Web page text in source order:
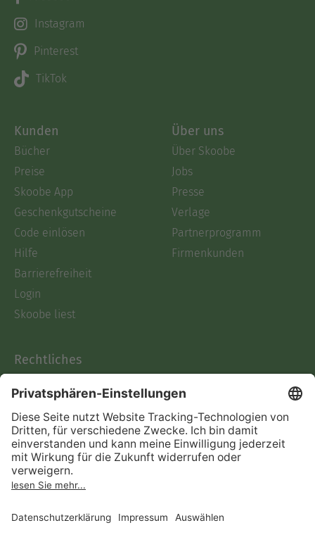
Instagram
Pinterest
TikTok
Kunden
Bücher
Preise
Skoobe App
Geschenkgutscheine
Code einlösen
Hilfe
Barrierefreiheit
Login
Skoobe liest
Über uns
Über Skoobe
Jobs
Presse
Verlage
Partnerprogramm
Firmenkunden
Rechtliches
AGB
Informationen nach Data
Act
Verträge hier kündigen
Impressum